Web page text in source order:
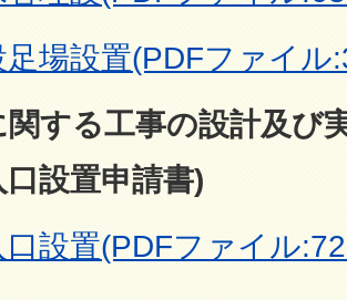
足場設置(PDFファイル
関する工事の設計及び
設置申請書)
口設置(PDFファイル